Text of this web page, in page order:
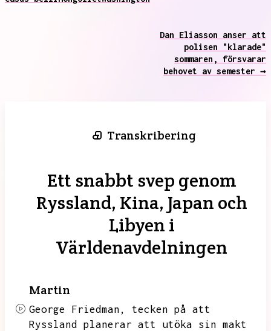
Dan Eliasson anser att
polisen "klarade"
sommaren, försvarar
behovet av semester →
Transkribering
Ett snabbt svep genom
Ryssland, Kina, Japan och
Libyen i
Världenavdelningen
Martin
George Friedman,
tecken på att
Ryssland planerar att utöka sin makt